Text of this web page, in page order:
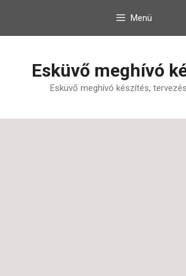
Menü
Esküvő meghívó
Esküvő meghívó készítés,